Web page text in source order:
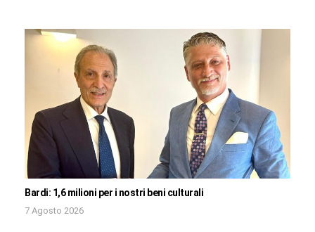
Bardi: 1,6 milioni per i nostri beni culturali
7 Agosto 2026